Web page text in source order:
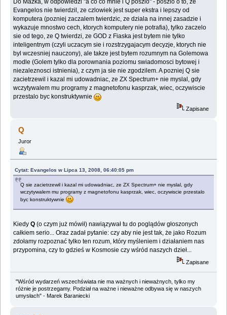
Do Mazka, w odpowiedzi "a co co mnie i Q poszlo" - poszlo o to, ze
Evangelos nie twierdzil, ze czlowiek jest super ekstra i lepszy od
komputera (pozniej zaczalem twierdzic, ze dziala na innej zasadzie i
wykazuje mnostwo cech, ktorych komputery nie potrafia), tylko zaczelo
sie od tego, ze Q twierdzi, ze GOD z Fiaska jest bytem nie tylko
inteligentnym (czyli uczacym sie i rozstrzygajacym decyzje, ktorych nie
byl wczesniej nauczony), ale takze jest bytem rozumnym na Golemowa
modle (Golem tylko dla porownania poziomu swiadomosci bytowej i
niezaleznosci istnienia), z czym ja sie nie zgodzilem. A pozniej Q sie
zacietrzewil i kazal mi udowadniac, ze ZX Spectrum+ nie myslal, gdy
wczytywalem mu programy z magnetofonu kasprzak, wiec, oczywiscie
przestalo byc konstruktywnie
Zapisane
Q
Juror
Cytat: Evangelos w Lipca 13, 2008, 06:40:05 pm
Q sie zacietrzewil i kazal mi udowadniac, ze ZX Spectrum+ nie myslal, gdy
wczytywalem mu programy z magnetofonu kasprzak, wiec, oczywiscie przestalo
byc konstruktywnie
KiedyQ (o czym już mówił) nawiązywał tu do poglądów głoszonych
całkiem serio... Oraz zadał pytanie: czy aby nie jest tak, że jako Rozum
zdołamy rozpoznać tylko ten rozum, który myśleniem i działaniem nas
przypomina, czy to gdzieś w Kosmosie czy wśród naszych dzieł...
Zapisane
"Wśród wydarzeń wszechświata nie ma ważnych i nieważnych, tylko my
różnie je postrzegamy. Podział na ważne i nieważne odbywa się w naszych
umysłach" - Marek Baraniecki